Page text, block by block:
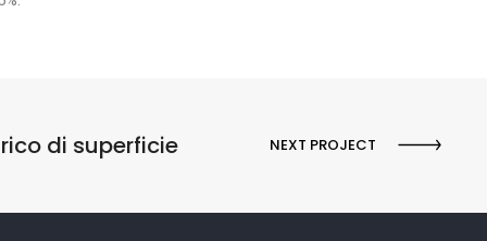
di superficie NEXT PROJECT